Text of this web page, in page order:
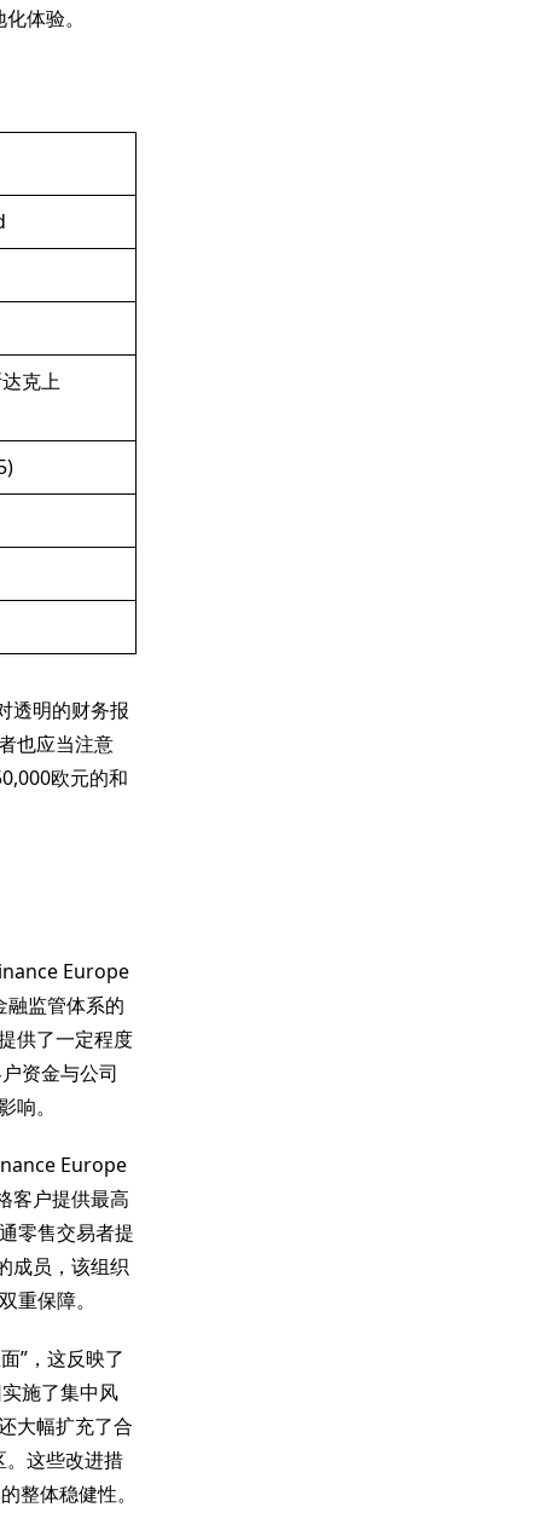
体验。
克上
透明的财务报
也应当注意
欧元的和
Europe
融监管体系的
供了一定程度
资金与公司
。
Europe
客户提供最高
零售交易者提
成员，该组织
重保障。
”，这反映了
施了集中风
大幅扩充了合
这些改进措
整体稳健性。